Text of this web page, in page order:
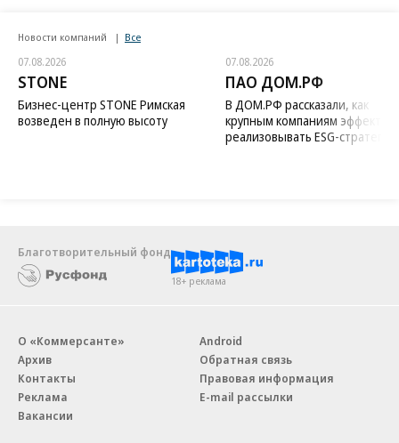
Новости компаний
07.08.2026
возведен в полную высоту
07.08.2026
В ДОМ.РФ рассказали, как
крупным компаниям
реализовывать ESG-стратегию